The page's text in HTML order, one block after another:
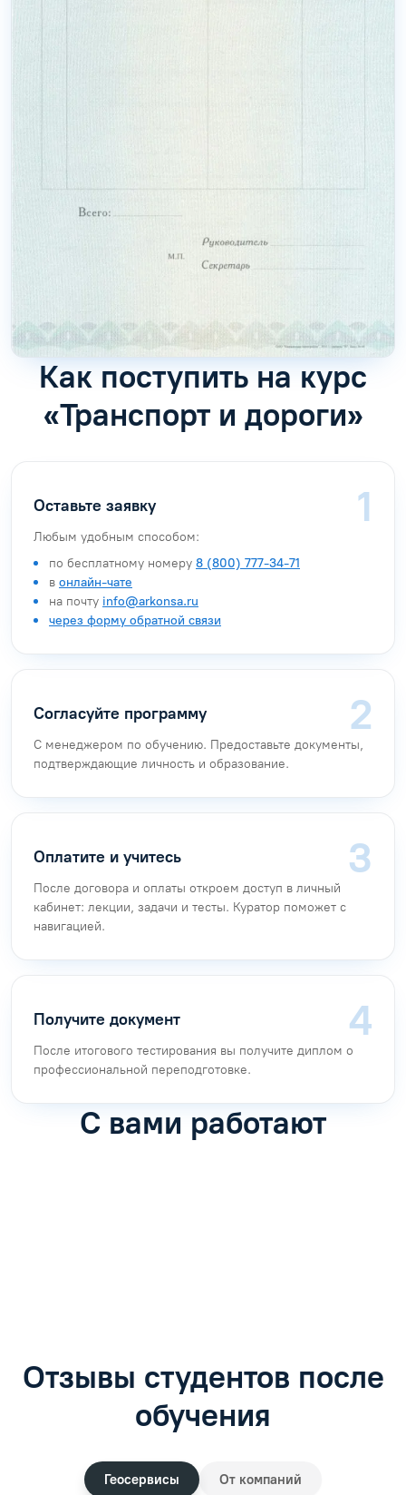
Как поступить на курс
«Транспорт и дороги»
Оставьте заявку
Любым удобным способом:
по бесплатному номеру 8 (800) 777-34-71
в онлайн-чате
на почту info@arkonsa.ru
через форму обратной связи
Согласуйте программу
С менеджером по обучению. Предоставьте документы,
подтверждающие личность и образование.
Оплатите и учитесь
После договора и оплаты откроем доступ в личный
кабинет: лекции, задачи и тесты. Куратор поможет с
навигацией.
Получите документ
После итогового тестирования вы получите диплом о
профессиональной переподготовке.
С вами работают
Отзывы студентов после
обучения
Геосервисы От компаний